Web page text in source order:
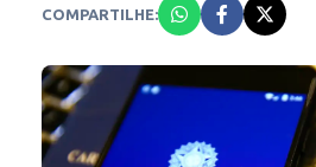
COMPARTILHE: